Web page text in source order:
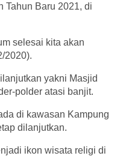
Tahun Baru 2021, di
selesai kita akan
2020).
yakni Masjid
polder atasi banjit.
di kawasan Kampung
dilanjutkan.
ikon wisata religi di